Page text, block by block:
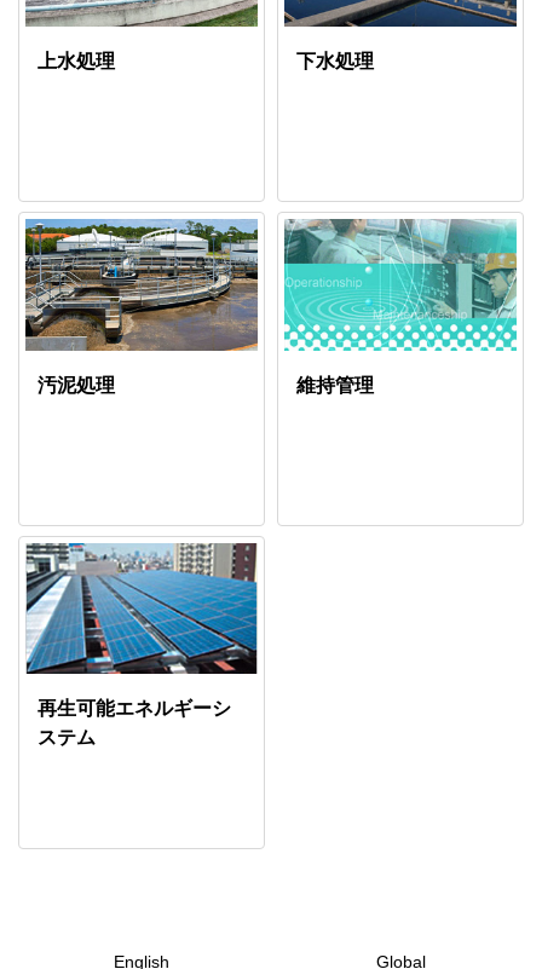
上水処理 下水処理
汚泥処理 維持管理
再生可能エネルギーシ
ステム
English Global